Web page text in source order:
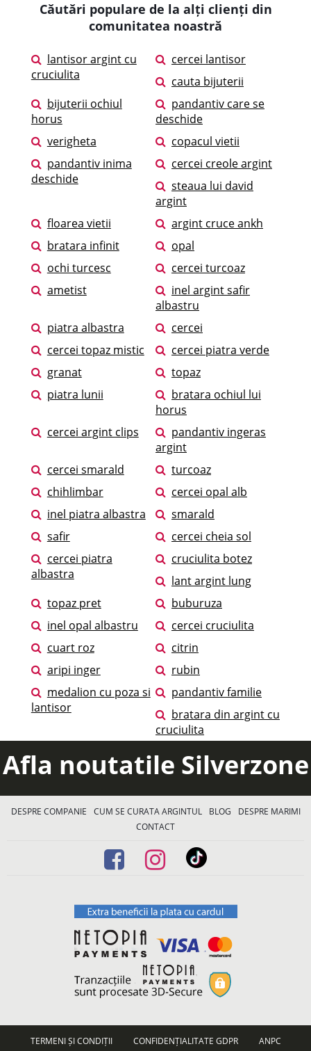
Căutări populare de la alți clienți din
comunitatea noastră
lantisor argint cu
cruciulita
cercei lantisor
cauta bijuterii
bijuterii ochiul
horus
pandantiv care se
deschide
verigheta
copacul vietii
pandantiv inima
deschide
cercei creole argint
steaua lui david
argint
floarea vietii
argint cruce ankh
bratara infinit
opal
ochi turcesc
cercei turcoaz
ametist
inel argint safir
albastru
piatra albastra
cercei
cercei topaz mistic
cercei piatra verde
granat
topaz
piatra lunii
bratara ochiul lui
horus
cercei argint clips
pandantiv ingeras
argint
cercei smarald
turcoaz
chihlimbar
cercei opal alb
inel piatra albastra
smarald
safir
cercei cheia sol
cercei piatra
albastra
cruciulita botez
lant argint lung
topaz pret
buburuza
inel opal albastru
cercei cruciulita
cuart roz
citrin
aripi inger
rubin
medalion cu poza si
lantisor
pandantiv familie
bratara din argint cu
cruciulita
Afla noutatile Silverzone
DESPRE COMPANIE CUM SE CURATA ARGINTUL BLOG
DESPRE MARIMI
CONTACT
TERMENI ȘI CONDIȚII CONFIDENȚIALITATE GDPR
ANPC